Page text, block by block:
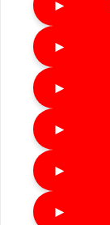
►
►
►
►
►
►